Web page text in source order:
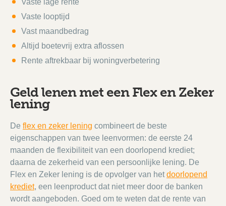
Vaste lage rente
Vaste looptijd
Vast maandbedrag
Altijd boetevrij extra aflossen
Rente aftrekbaar bij woningverbetering
Geld lenen met een Flex en Zeker
lening
De flex en zeker lening combineert de beste
eigenschappen van twee leenvormen: de eerste 24
maanden de flexibiliteit van een doorlopend krediet;
daarna de zekerheid van een persoonlijke lening. De
Flex en Zeker lening is de opvolger van hetdoorlopend
krediet, een leenproduct dat niet meer door de banken
wordt aangeboden. Goed om te weten dat de rente van